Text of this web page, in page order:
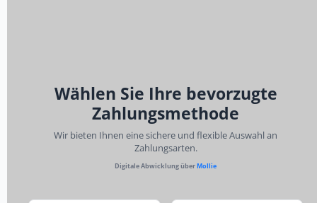
Wählen Sie Ihre bevorzugte
Zahlungsmethode
Wir bieten Ihnen eine sichere und flexible Auswahl an
Zahlungsarten.
Digitale Abwicklung überMollie